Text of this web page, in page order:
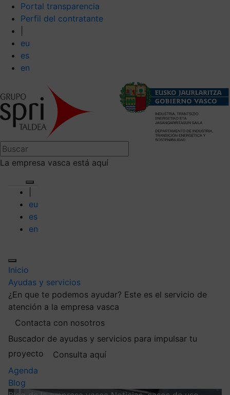
Portal transparencia
Perfil del contratante
eu
es
en
La empresa vasca está aquí
eu
es
en
Inicio
Ayudas y servicios
¿En que te podemos ayudar? Este es el servicio de
atención a la empresa vasca
Contacta con nosotros
Buscador de ayudas y servicios para impulsar tu
proyecto
Consulta aquí
Agenda
Blog